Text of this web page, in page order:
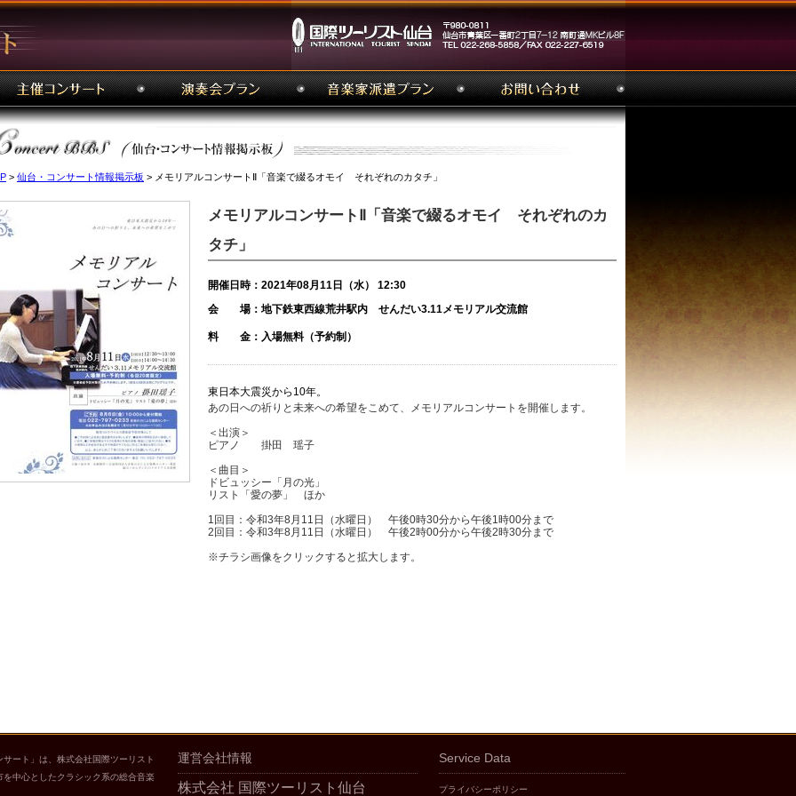
> 仙台・コンサート情報掲示板 > メモリアルコンサートⅡ「音楽で綴るオモイ それぞれのカタチ」
メモリアルコンサートⅡ「音楽で綴るオモイ それぞれのカ
タチ」
開催日時：2021年08月11日（水） 12:30
会 場：地下鉄東西線荒井駅内 せんだい3.11メモリアル交流館
料 金：入場無料（予約制）
東日本大震災から10年。
あの日への祈りと未来への希望をこめて、メモリアルコンサートを開催します。
＜出演＞
ピアノ 掛田 瑶子
＜曲目＞
ドビュッシー「月の光」
リスト「愛の夢」 ほか
1回目：令和3年8月11日（水曜日） 午後0時30分から午後1時00分まで
2回目：令和3年8月11日（水曜日） 午後2時00分から午後2時30分まで
※チラシ画像をクリックすると拡大します。
ート」は、株式会社国際ツーリスト
を中心としたクラシック系の総合音楽
運営会社情報
株式会社 国際ツーリスト仙台
Service Data
プライバシーポリシー